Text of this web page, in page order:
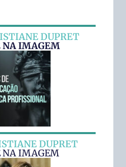
DUPRET
NA IMAGEM
DUPRET
NA IMAGEM